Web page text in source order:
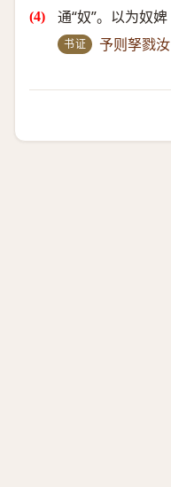
通“奴”。以为奴婢
书证 予则孥戮汝